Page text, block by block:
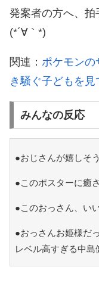
発案者の方へ、
(*´∀｀*)
関連： ポケモンの
き騒ぐ子どもを
みんなの反応
●おじさんが嬉しそ
●このポスターに癒
●このおっさん、い
●おっさんお姫様だ
レベル高すぎる中